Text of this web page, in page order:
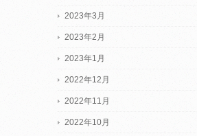
2023年3月
2023年2月
2023年1月
2022年12月
2022年11月
2022年10月